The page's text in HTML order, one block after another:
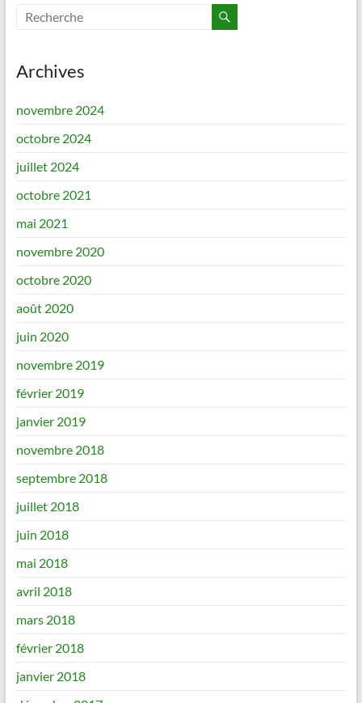
Archives
novembre 2024
octobre 2024
juillet 2024
octobre 2021
mai 2021
novembre 2020
octobre 2020
août 2020
juin 2020
novembre 2019
février 2019
janvier 2019
novembre 2018
septembre 2018
juillet 2018
juin 2018
mai 2018
avril 2018
mars 2018
février 2018
janvier 2018